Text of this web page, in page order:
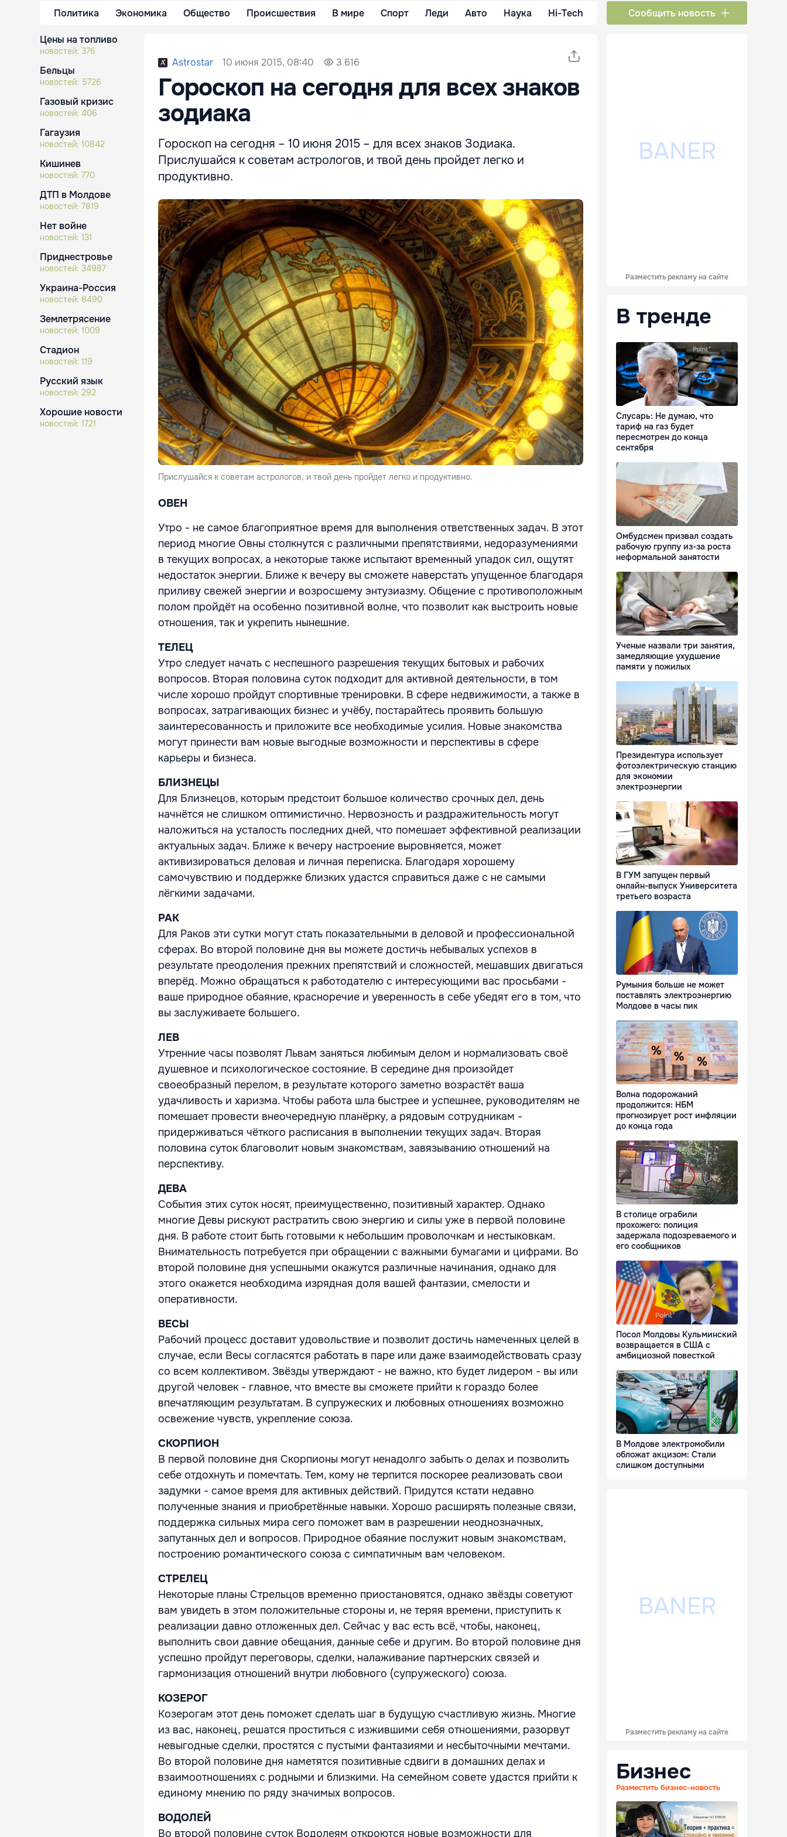
Политика Экономика Общество Происшествия В мире Спорт Леди Авто Наука Hi-Tech Сообщить новость
Цены на топливо
новостей: 376
Бельцы
новостей: 5726
Газовый кризис
новостей: 406
Гагаузия
новостей: 10842
Кишинев
новостей: 770
ДТП в Молдове
новостей: 7819
Нет войне
новостей: 131
Приднестровье
новостей: 34987
Украина-Россия
новостей: 8490
Землетрясение
новостей: 1009
Стадион
новостей: 119
Русский язык
новостей: 292
Хорошие новости
новостей: 1721
Astrostar 10 июня 2015, 08:40 3 616
Гороскоп на сегодня для всех знаков
зодиака
Гороскоп на сегодня – 10 июня 2015 – для всех знаков Зодиака.
Прислушайся к советам астрологов, и твой день пройдет легко и
продуктивно.
Прислушайся к советам астрологов, и твой день пройдет легко и продуктивно.
ОВЕН
Утро - не самое благоприятное время для выполнения ответственных задач. В этот
период многие Овны столкнутся с различными препятствиями, недоразумениями
в текущих вопросах, а некоторые также испытают временный упадок сил, ощутят
недостаток энергии. Ближе к вечеру вы сможете наверстать упущенное благодаря
приливу свежей энергии и возросшему энтузиазму. Общение с противоположным
полом пройдёт на особенно позитивной волне, что позволит как выстроить новые
отношения, так и укрепить нынешние.
ТЕЛЕЦ
Утро следует начать с неспешного разрешения текущих бытовых и рабочих
вопросов. Вторая половина суток подходит для активной деятельности, в том
числе хорошо пройдут спортивные тренировки. В сфере недвижимости, а также в
вопросах, затрагивающих бизнес и учёбу, постарайтесь проявить большую
заинтересованность и приложите все необходимые усилия. Новые знакомства
могут принести вам новые выгодные возможности и перспективы в сфере
карьеры и бизнеса.
БЛИЗНЕЦЫ
Для Близнецов, которым предстоит большое количество срочных дел, день
начнётся не слишком оптимистично. Нервозность и раздражительность могут
наложиться на усталость последних дней, что помешает эффективной реализации
актуальных задач. Ближе к вечеру настроение выровняется, может
активизироваться деловая и личная переписка. Благодаря хорошему
самочувствию и поддержке близких удастся справиться даже с не самыми
лёгкими задачами.
РАК
Для Раков эти сутки могут стать показательными в деловой и профессиональной
сферах. Во второй половине дня вы можете достичь небывалых успехов в
результате преодоления прежних препятствий и сложностей, мешавших двигаться
вперёд. Можно обращаться к работодателю с интересующими вас просьбами -
ваше природное обаяние, красноречие и уверенность в себе убедят его в том, что
вы заслуживаете большего.
ЛЕВ
Утренние часы позволят Львам заняться любимым делом и нормализовать своё
душевное и психологическое состояние. В середине дня произойдет
своеобразный перелом, в результате которого заметно возрастёт ваша
удачливость и харизма. Чтобы работа шла быстрее и успешнее, руководителям не
помешает провести внеочередную планёрку, а рядовым сотрудникам -
придерживаться чёткого расписания в выполнении текущих задач. Вторая
половина суток благоволит новым знакомствам, завязыванию отношений на
перспективу.
ДЕВА
События этих суток носят, преимущественно, позитивный характер. Однако
многие Девы рискуют растратить свою энергию и силы уже в первой половине
дня. В работе стоит быть готовыми к небольшим проволочкам и нестыковкам.
Внимательность потребуется при обращении с важными бумагами и цифрами. Во
второй половине дня успешными окажутся различные начинания, однако для
этого окажется необходима изрядная доля вашей фантазии, смелости и
оперативности.
ВЕСЫ
Рабочий процесс доставит удовольствие и позволит достичь намеченных целей в
случае, если Весы согласятся работать в паре или даже взаимодействовать сразу
со всем коллективом. Звёзды утверждают - не важно, кто будет лидером - вы или
другой человек - главное, что вместе вы сможете прийти к гораздо более
впечатляющим результатам. В супружеских и любовных отношениях возможно
освежение чувств, укрепление союза.
СКОРПИОН
В первой половине дня Скорпионы могут ненадолго забыть о делах и позволить
себе отдохнуть и помечтать. Тем, кому не терпится поскорее реализовать свои
задумки - самое время для активных действий. Придутся кстати недавно
полученные знания и приобретённые навыки. Хорошо расширять полезные связи,
поддержка сильных мира сего поможет вам в разрешении неоднозначных,
запутанных дел и вопросов. Природное обаяние послужит новым знакомствам,
построению романтического союза с симпатичным вам человеком.
СТРЕЛЕЦ
Некоторые планы Стрельцов временно приостановятся, однако звёзды советуют
вам увидеть в этом положительные стороны и, не теряя времени, приступить к
реализации давно отложенных дел. Сейчас у вас есть всё, чтобы, наконец,
выполнить свои давние обещания, данные себе и другим. Во второй половине дня
успешно пройдут переговоры, сделки, налаживание партнерских связей и
гармонизация отношений внутри любовного (супружеского) союза.
КОЗЕРОГ
Козерогам этот день поможет сделать шаг в будущую счастливую жизнь. Многие
из вас, наконец, решатся проститься с изжившими себя отношениями, разорвут
невыгодные сделки, простятся с пустыми фантазиями и несбыточными мечтами.
Во второй половине дня наметятся позитивные сдвиги в домашних делах и
взаимоотношениях с родными и близкими. На семейном совете удастся прийти к
единому мнению по ряду значимых вопросов.
ВОДОЛЕЙ
Во второй половине суток Водолеям откроются новые возможности для
Разместить рекламу на сайте
В тренде
Слусарь: Не думаю, что
тариф на газ будет
пересмотрен до конца
сентября
Омбудсмен призвал создать
рабочую группу из-за роста
неформальной занятости
Ученые назвали три занятия,
замедляющие ухудшение
памяти у пожилых
Президентура использует
фотоэлектрическую станцию
для экономии
электроэнергии
В ГУМ запущен первый
онлайн-выпуск Университета
третьего возраста
Румыния больше не может
поставлять электроэнергию
Молдове в часы пик
Волна подорожаний
продолжится: НБМ
прогнозирует рост инфляции
до конца года
В столице ограбили
прохожего: полиция
задержала подозреваемого и
его сообщников
Посол Молдовы Кульминский
возвращается в США с
амбициозной повесткой
В Молдове электромобили
обложат акцизом: Стали
слишком доступными
Разместить рекламу на сайте
Бизнес
Разместить бизнес-новость